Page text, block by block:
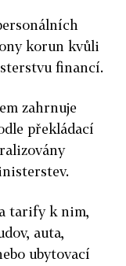
korun kvůli
financí.
zahrnuje
překládací
tarify k nim,
auta,
ubytovací